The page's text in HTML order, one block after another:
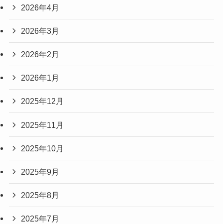
2026年4月
2026年3月
2026年2月
2026年1月
2025年12月
2025年11月
2025年10月
2025年9月
2025年8月
2025年7月